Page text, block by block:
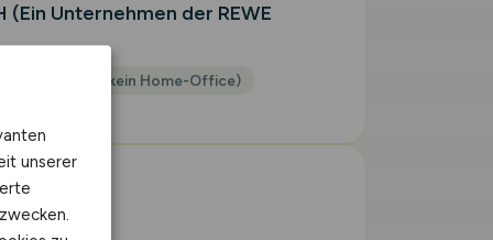
Unternehmen der REWE
Vor Ort (kein Home-Office)
-
unserer